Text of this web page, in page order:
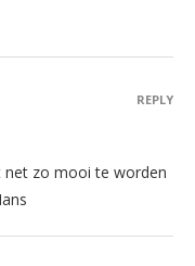
net zo mooi te worden
REPLY